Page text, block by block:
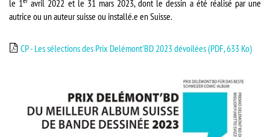
le 1 avril 2022 et le 31 mars 2023, dont le dessin a été réalisé par une
autrice ou un auteur suisse ou installé.e en Suisse.
CP - Les sélections des Prix Delémont'BD 2023 dévoilées(PDF, 633 Ko)